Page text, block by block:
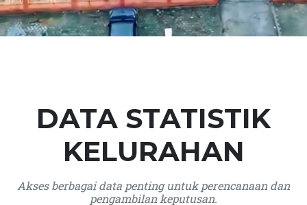
DATA STATISTIK
KELURAHAN
Akses berbagai data penting untuk perencanaan dan
pengambilan keputusan.